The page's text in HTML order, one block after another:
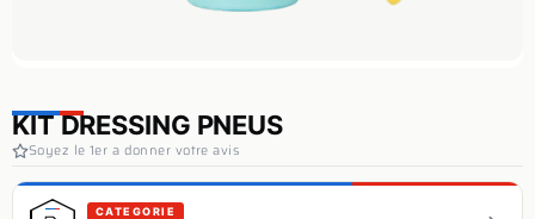
KIT DRESSING PNEUS
Soyez le 1er a donner votre avis
CATEGORIE